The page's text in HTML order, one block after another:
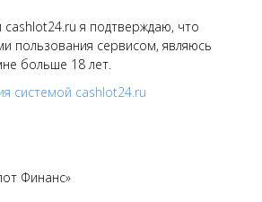
cashlot24.ru я подтверждаю, что
пользования сервисом, являюсь
больше 18 лет.
системой cashlot24.ru
Финанс»